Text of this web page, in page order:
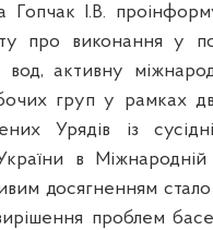
Гопчак І.В.
про виконання у
вод, активну
груп у рамках
Урядів із
в Міжнародній
досягненням стало
проблем